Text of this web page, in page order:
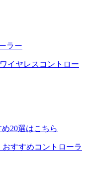
ラー
イヤレスコントロー
20選はこちら
すすめコントローラ